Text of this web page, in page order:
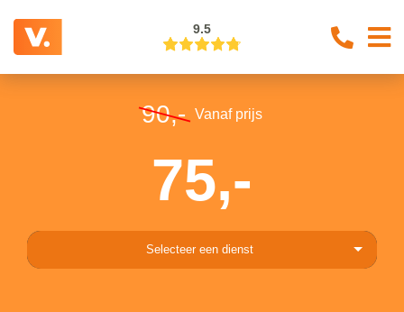
9.5
90,- Vanaf prijs
75,-
Selecteer een dienst